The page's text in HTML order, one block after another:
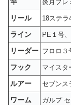
炎月プレ
リール 18ステ
ライン PE１号
リーダー フロロ３
フック マイスタ
ルアー セブンス
ワーム ガルプ